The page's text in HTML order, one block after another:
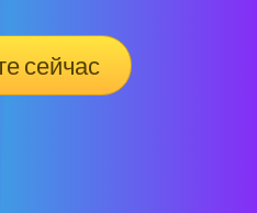
сейчас